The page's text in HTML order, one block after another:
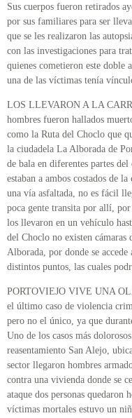
Sus cuerpos fueron retirados
por sus familiares para ser
que se les realizaron las
con las investigaciones para
quienes cometieron este doble
una de las víctimas tenía
LOS LLEVARON A LA
hombres fueron hallados
como la Ruta del Choclo que
la ciudadela La Alborada de
de bala en diferentes partes
estaban a ambos costados de
una vía asfaltada, no es fácil
poca gente transita por allí,
los llevaron en un vehículo
del Choclo no existen cámaras
Alborada, por donde se
distintos puntos, las cuales
PORTOVIEJO VIVE UNA
el último caso de violencia
pero no el único, ya que
Uno de los casos más
reasentamiento San Alejo,
sector llegaron hombres
contra una vivienda donde se
ataque dos personas quedaron
víctimas mortales estuvo un